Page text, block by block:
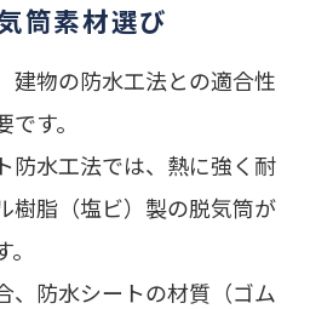
筒素材選び
建物の防水工法との適合性
す。
防水工法では、熱に強く耐
樹脂（塩ビ）製の脱気筒が
、防水シートの材質（ゴム